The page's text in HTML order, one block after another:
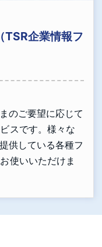
TSR企業情報フ
のご要望に応じて
スです。様々な
供している各種フ
使いいただけま